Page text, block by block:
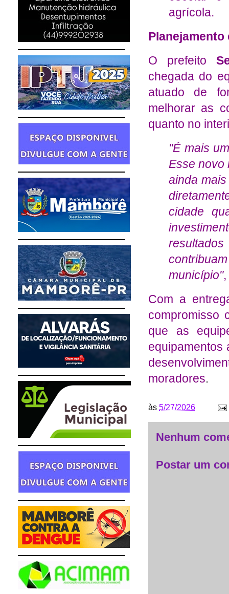
agrícola.
Planejamento
O prefeito
chegada do
atuado de
melhorar as
quanto no
"É mais
Esse novo
ainda
cidade
município",
Com a
compromisso
que as
equipamentos
moradores.
às 5/27/2026
Nenhum
Postar um